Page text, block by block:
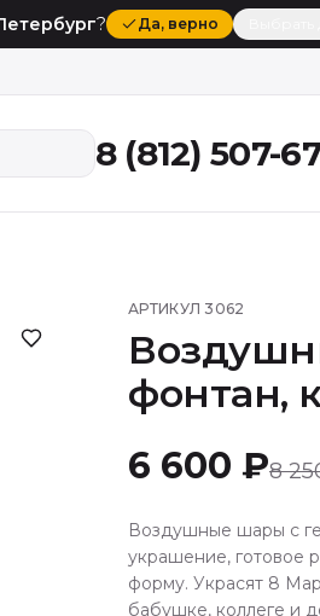
? Да, верно
8 (812) 507-
АРТИКУЛ3062
фонтан,
6 600 ₽8
Воздушные шары с
украшение, готовое
форму. Украсят 8
бабушке, коллеге и